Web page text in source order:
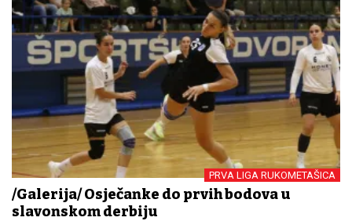
PRVA LIGA RUKOMETAŠICA
/Galerija/ Osječanke do prvih bodova u
slavonskom derbiju